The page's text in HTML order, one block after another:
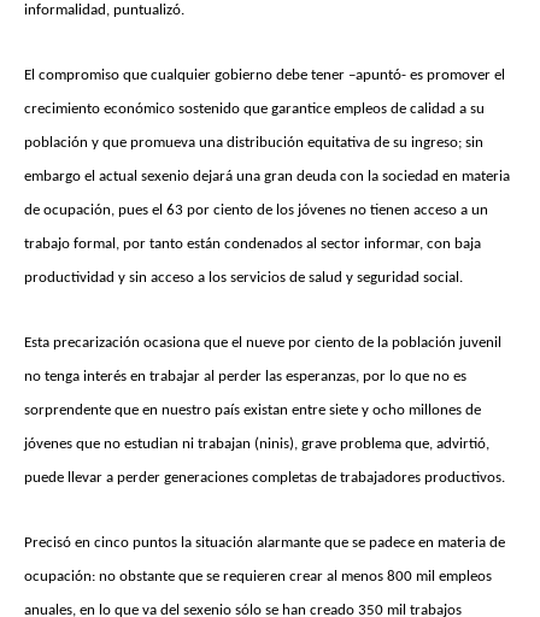
informalidad, puntualizó.
El compromiso que cualquier gobierno debe tener –apuntó- es promover el
crecimiento económico sostenido que garantice empleos de calidad a su
población y que promueva una distribución equitativa de su ingreso; sin
embargo el actual sexenio dejará una gran deuda con la sociedad en materia
de ocupación, pues el 63 por ciento de los jóvenes no tienen acceso a un
trabajo formal, por tanto están condenados al sector informar, con baja
productividad y sin acceso a los servicios de salud y seguridad social.
Esta precarización ocasiona que el nueve por ciento de la población juvenil
no tenga interés en trabajar al perder las esperanzas, por lo que no es
sorprendente que en nuestro país existan entre siete y ocho millones de
jóvenes que no estudian ni trabajan (ninis), grave problema que, advirtió,
puede llevar a perder generaciones completas de trabajadores productivos.
Precisó en cinco puntos la situación alarmante que se padece en materia de
ocupación: no obstante que se requieren crear al menos 800 mil empleos
anuales, en lo que va del sexenio sólo se han creado 350 mil trabajos